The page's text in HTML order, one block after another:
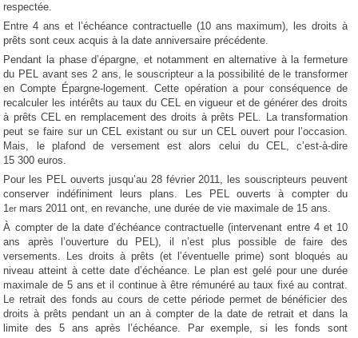
respectée.
Entre 4 ans et l’échéance contractuelle (10 ans maximum), les droits à
prêts sont ceux acquis à la date anniversaire précédente.
Pendant la phase d’épargne, et notamment en alternative à la fermeture
du PEL avant ses 2 ans, le souscripteur a la possibilité de le transformer
en Compte Épargne-logement. Cette opération a pour conséquence de
recalculer les intérêts au taux du CEL en vigueur et de générer des droits
à prêts CEL en remplacement des droits à prêts PEL. La transformation
peut se faire sur un CEL existant ou sur un CEL ouvert pour l’occasion.
Mais, le plafond de versement est alors celui du CEL, c’est-à-dire
15 300 euros.
Pour les PEL ouverts jusqu’au 28 février 2011, les souscripteurs peuvent
conserver indéfiniment leurs plans. Les PEL ouverts à compter du
1er mars 2011 ont, en revanche, une durée de vie maximale de 15 ans.
À compter de la date d’échéance contractuelle (intervenant entre 4 et 10
ans après l’ouverture du PEL), il n’est plus possible de faire des
versements. Les droits à prêts (et l’éventuelle prime) sont bloqués au
niveau atteint à cette date d’échéance. Le plan est gelé pour une durée
maximale de 5 ans et il continue à être rémunéré au taux fixé au contrat.
Le retrait des fonds au cours de cette période permet de bénéficier des
droits à prêts pendant un an à compter de la date de retrait et dans la
limite des 5 ans après l’échéance. Par exemple, si les fonds sont